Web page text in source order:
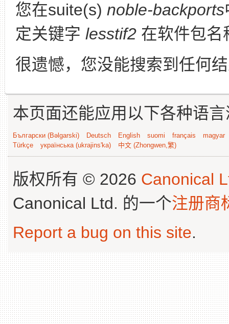
您在suite(s) noble-backports
定关键字 lesstif2 在软件包名
很遗憾，您没能搜索到任何
本页面还能应用以下各种语
Български (Bəlgarski) Deutsch English suomi français
magyar
Türkçe
українська (ukrajins'ka) 中文 (Zhongwen,繁)
版权所有 © 2026 Canonical
Canonical Ltd. 的一个注册商
Report a bug on this site.